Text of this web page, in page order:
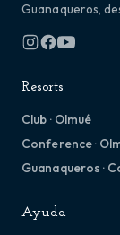
Guanaqueros,
Resorts
Club · Olmué
Conference ·
Guanaqueros ·
Ayuda